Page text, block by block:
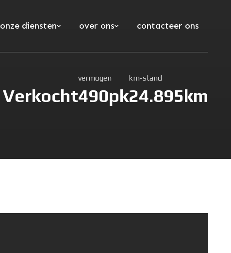
onze diensten over ons contacteer ons
Verkocht
vermogen
490pk
km-stand
24.895km